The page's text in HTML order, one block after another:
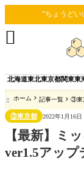
“ちょうど
北海道東北東京都関東東

 ホーム 記事一覧 ③東
③東京都 2022年1月16日
【最新】ミ
ver1.5アップ